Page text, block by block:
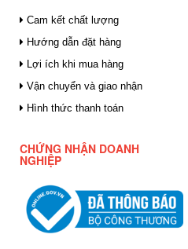
Cam kết chất lượng
Hướng dẫn đặt hàng
Lợi ích khi mua hàng
Vận chuyển và giao nhận
Hình thức thanh toán
CHỨNG NHẬN DOANH
NGHIỆP